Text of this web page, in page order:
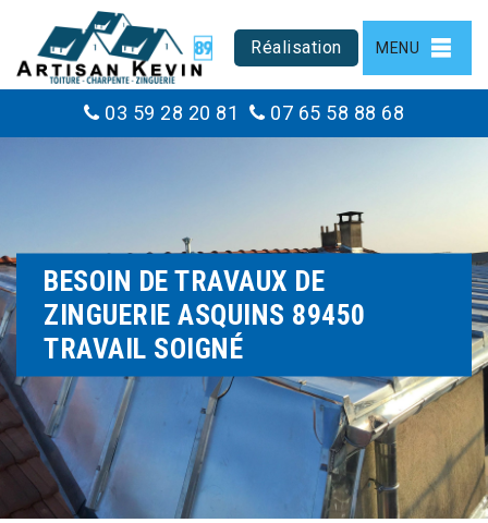
Réalisation MENU
03 59 28 20 81 07 65 58 88 68
BESOIN DE TRAVAUX DE
ZINGUERIE ASQUINS 89450
TRAVAIL SOIGNÉ